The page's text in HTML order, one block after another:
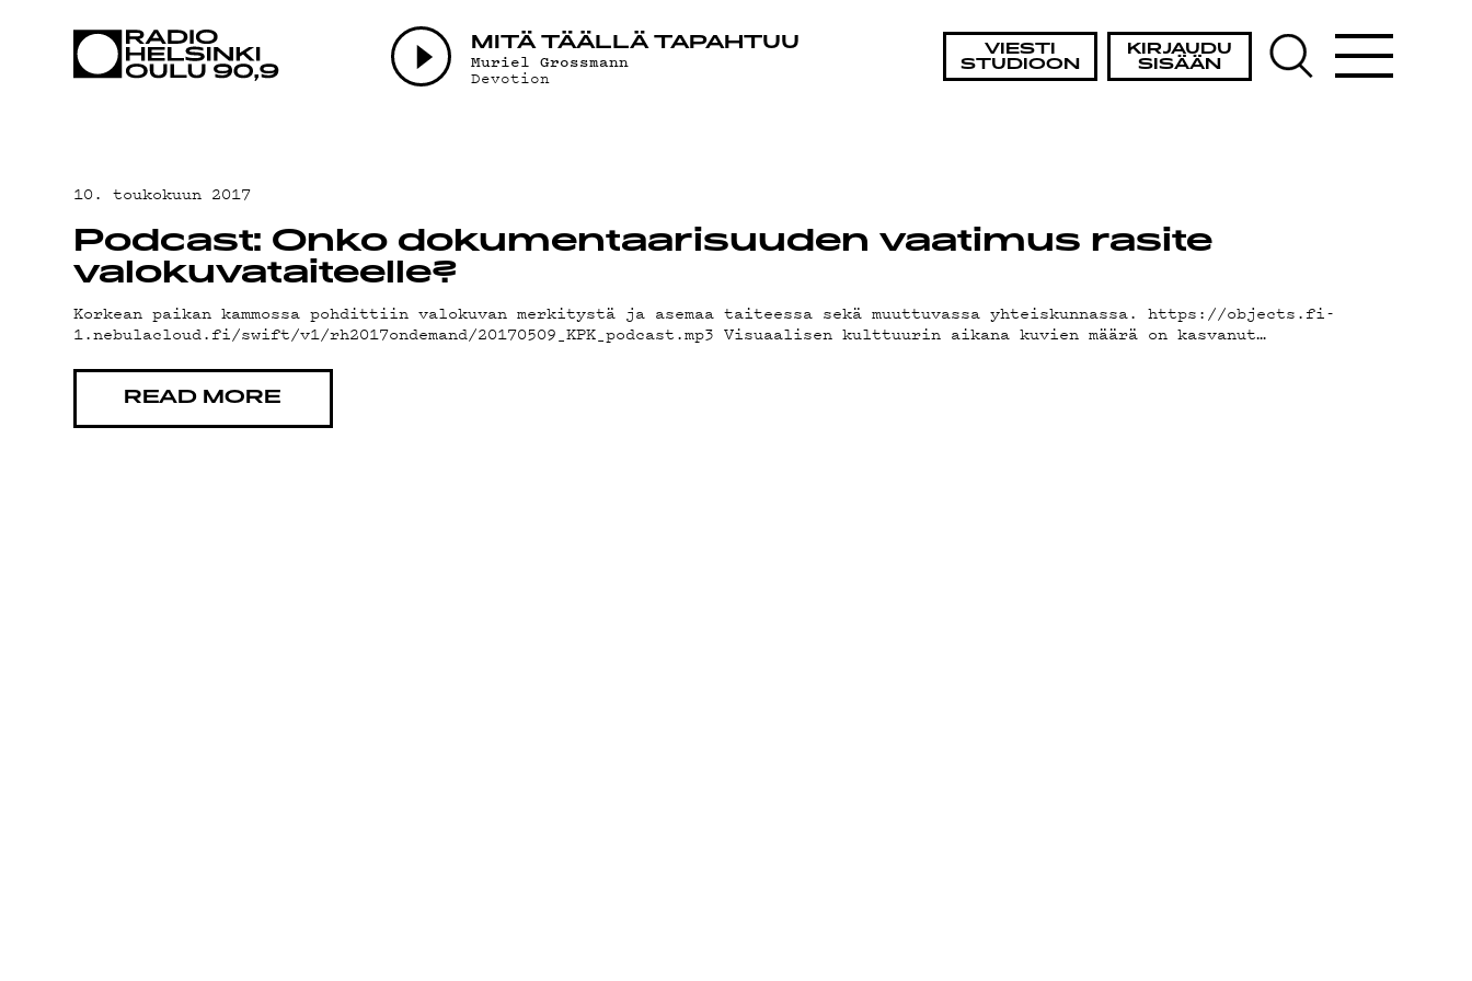
VIESTI
STUDIOON
KIRJAUDU
SISÄÄN
MITÄ TÄÄLLÄ TAPAHTUU
Muriel Grossmann
Devotion
AJANKOHTAISTA
TEKIJÄT
ON-DEMAND
PODCAST
MAINOSTA
10. toukokuun 2017
Podcast: Onko dokumentaarisuuden vaatimus rasite
valokuvataiteelle?
Korkean paikan kammossa pohdittiin valokuvan merkitystä ja asemaa taiteessa sekä muuttuvassa yhteiskunnassa. https://objects.fi-
1.nebulacloud.fi/swift/v1/rh2017ondemand/20170509_KPK_podcast.mp3 Visuaalisen kulttuurin aikana kuvien määrä on kasvanut…
READ MORE